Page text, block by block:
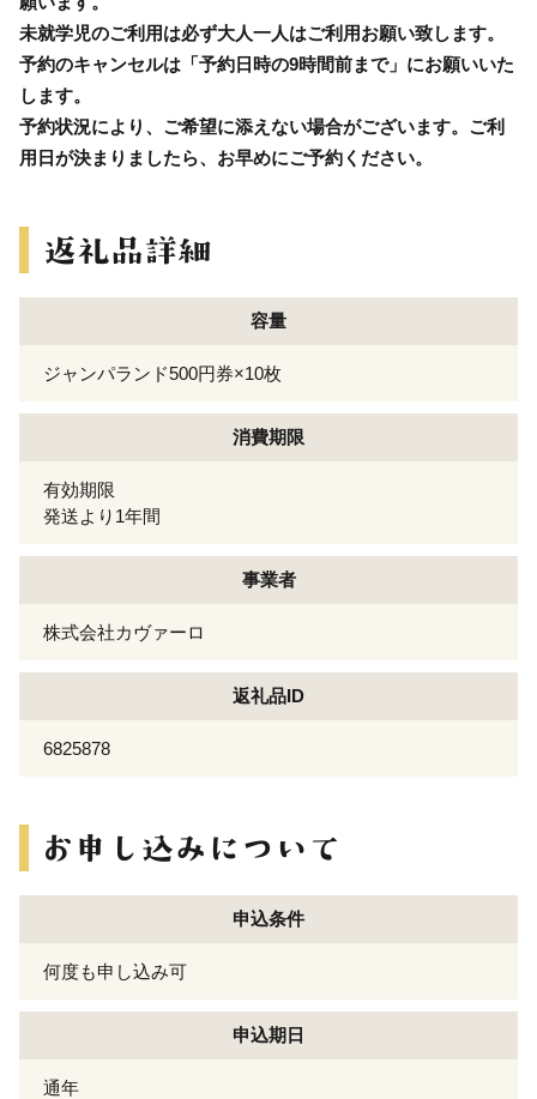
未就学児のご利用は必ず大人一人はご利用お願い致します。
予約のキャンセルは「予約日時の9時間前まで」にお願いいた
します。
予約状況により、ご希望に添えない場合がございます。ご利
用日が決まりましたら、お早めにご予約ください。
容量
ジャンパランド500円券×10枚
消費期限
有効期限
発送より1年間
事業者
株式会社カヴァーロ
返礼品ID
6825878
申込条件
何度も申し込み可
申込期日
通年